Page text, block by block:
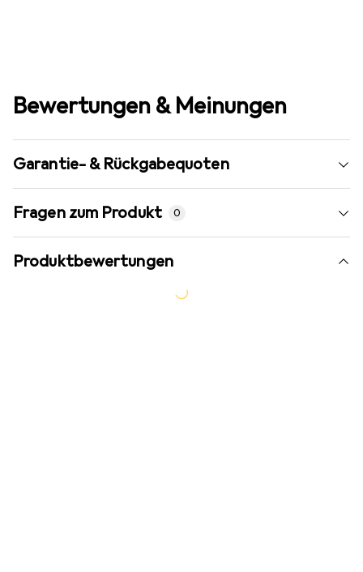
Bewertungen & Meinungen
Garantie- & Rückgabequoten
Fragen zum Produkt 0
Produktbewertungen